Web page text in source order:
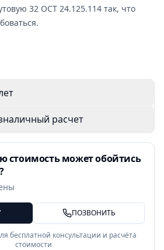
32 ОСТ 24.125.114 так, что
расчет
стоимость может обойтись
ПОЗВОНИТЬ
бесплатной консультации и расчёта
стоимости